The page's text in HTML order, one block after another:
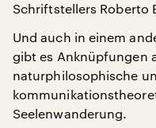
Schriftstellers Roberto
Und auch in einem
gibt es Anknüpfungen
naturphilosophische
Seelenwanderung.